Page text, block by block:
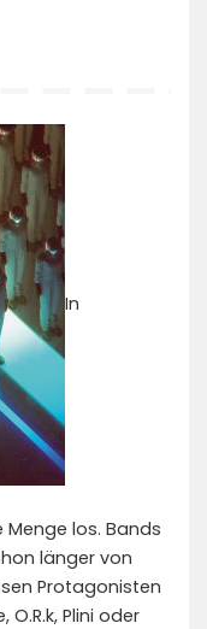
In
Menge los. Bands
länger von
Protagonisten
O.R.k, Plini oder